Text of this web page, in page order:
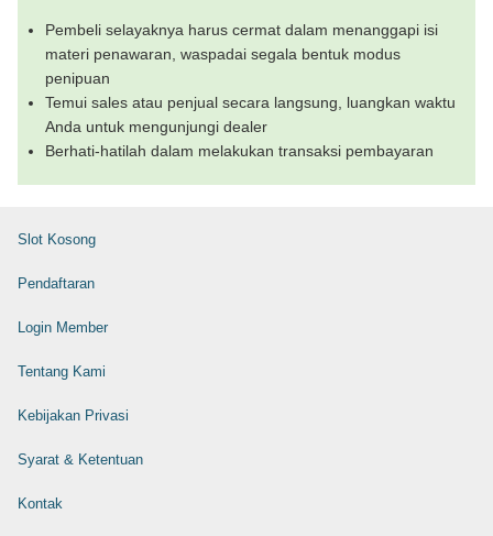
Pembeli selayaknya harus cermat dalam menanggapi isi
materi penawaran, waspadai segala bentuk modus
penipuan
Temui sales atau penjual secara langsung, luangkan waktu
Anda untuk mengunjungi dealer
Berhati-hatilah dalam melakukan transaksi pembayaran
Slot Kosong
Pendaftaran
Login Member
Tentang Kami
Kebijakan Privasi
Syarat & Ketentuan
Kontak